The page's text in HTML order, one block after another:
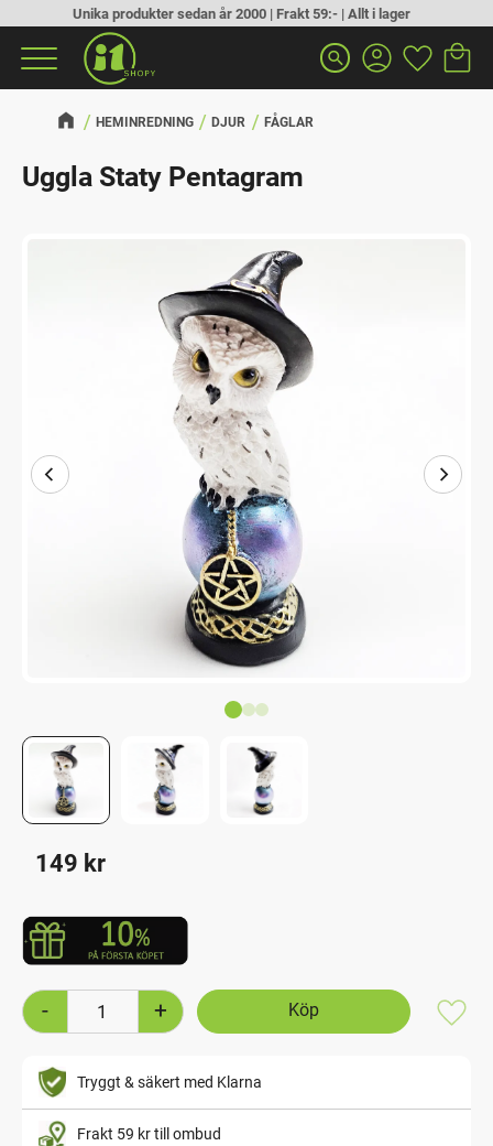
Meny
Unika produkter sedan år 2000 | Frakt 59:- | Allt i lager
search
HEMINREDNING DJUR FÅGLAR
Uggla Staty Pentagram
149 kr
+
-
Tryggt & säkert med Klarna
Frakt 59 kr till ombud